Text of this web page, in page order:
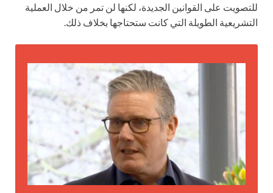
للتصويت على القوانين الجديدة، لكنها لن تمر من خلال العملية
التشريعية الطويلة التي كانت ستحتاجها بخلاف ذلك.